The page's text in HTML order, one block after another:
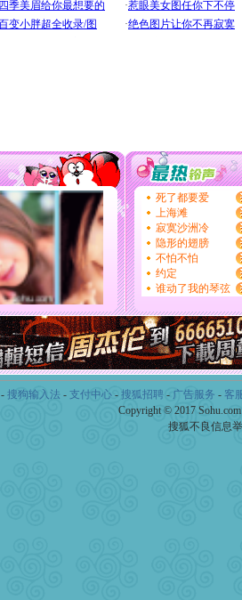
- 搜狗输入法 - 支付中心- 搜狐招聘- 广告服务 - 客
Copyright © 2017
搜狐不良信息